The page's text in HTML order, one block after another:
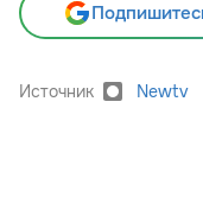
Источник Newtv